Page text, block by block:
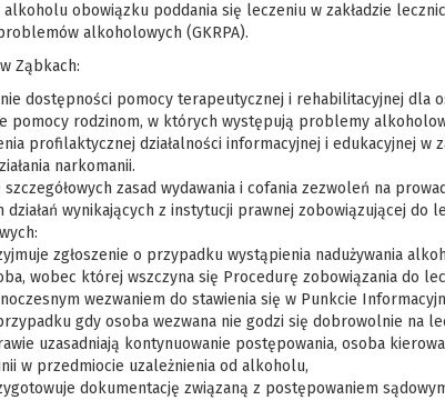
alkoholu obowiązku poddania się leczeniu w zakładzie
alkoholowych (GKRPA).
Ząbkach:
dostępności pomocy terapeutycznej i rehabilitacyjnej dla
pomocy rodzinom, w których występują problemy
profilaktycznej działalności informacyjnej i edukacyjnej
narkomanii.
szczegółowych zasad wydawania i cofania zezwoleń na
działań wynikających z instytucji prawnej zobowiązującej do
zgłoszenie o przypadku wystąpienia nadużywania
wobec której wszczyna się Procedurę zobowiązania do
wezwaniem do stawienia się w Punkcie
gdy osoba wezwana nie godzi się dobrowolnie na
uzasadniają kontynuowanie postępowania, osoba
w przedmiocie uzależnienia od alkoholu,
dokumentację związaną z postępowaniem